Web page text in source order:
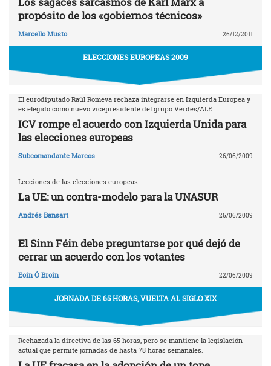
propósito de los «gobiernos técnicos»
Marcello Musto 26/12/2011
ELECCIONES EUROPEAS 2009
El eurodiputado Raül Romeva rechaza integrarse en Izquierda Europea y
es elegido como nuevo vicepresidente del grupo Verdes/ALE
ICV rompe el acuerdo con Izquierda Unida para
las elecciones europeas
Subcomandante Marcos 26/06/2009
Lecciones de las elecciones europeas
La UE: un contra-modelo para la UNASUR
Andrés Bansart 26/06/2009
El Sinn Féin debe preguntarse por qué dejó de
cerrar un acuerdo con los votantes
Eoin Ó Broin 22/06/2009
JORNADA DE 65 HORAS, VUELTA AL SIGLO XIX
Rechazada la directiva de las 65 horas, pero se mantiene la legislación
actual que permite jornadas de hasta 78 horas semanales.